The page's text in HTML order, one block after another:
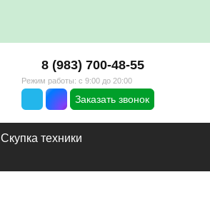
8 (983) 700-48-55
Режим работы: с 9:00 до 20:00
Заказать звонок
Скупка техники